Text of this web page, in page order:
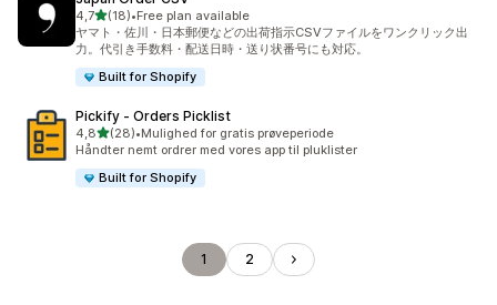
4,7ud af 5 stjerner
(18)
18 anmeldelser i alt
•Free plan available
ヤマト・佐川・日本郵便などの出荷指示CSVファイルをワンクリック出
力。代引き手数料・配送日時・送り状番号にも対応。
Built for Shopify
Pickify ‑ Orders Picklist
4,8ud af 5 stjerner
(28)
28 anmeldelser i alt
•Mulighed for gratis prøveperiode
Håndter nemt ordrer med vores app til pluklister
Built for Shopify
1 2